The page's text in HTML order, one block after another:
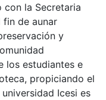
la Secretaria
fin de aunar
y
los estudiantes e
propiciando el
Icesi es